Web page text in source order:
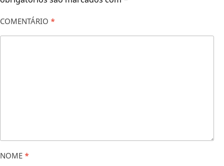
COMENTÁRIO *
NOME *